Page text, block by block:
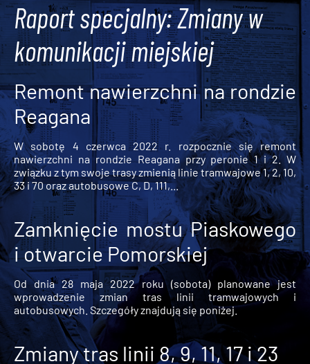
Raport specjalny: Zmiany w
komunikacji miejskiej
Remont nawierzchni na rondzie
Reagana
W sobotę 4 czerwca 2022 r. rozpocznie się remont
nawierzchni na rondzie Reagana przy peronie 1 i 2. W
związku z tym swoje trasy zmienią linie tramwajowe 1, 2, 10,
33 i 70 oraz autobusowe C, D, 111,...
Zamknięcie mostu Piaskowego
i otwarcie Pomorskiej
Od dnia 28 maja 2022 roku (sobota) planowane jest
wprowadzenie zmian tras linii tramwajowych i
autobusowych. Szczegóły znajdują się poniżej.
Zmiany tras linii 8, 9, 11, 17 i 23